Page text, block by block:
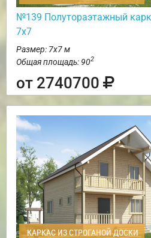
№139 Полутораэтажный
7х7
Размер: 7х7 м
Общая площадь: 902
от 2740700
КАРКАС ИЗ СТРОГАНОЙ ДОСКИ